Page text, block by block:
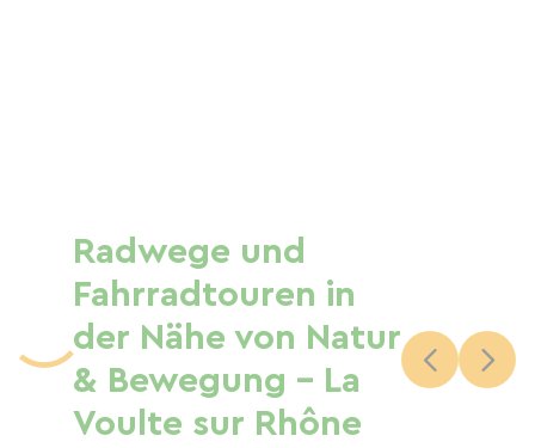
Radwege und
Fahrradtouren in
der Nähe von Natur
& Bewegung - La
Voulte sur Rhône